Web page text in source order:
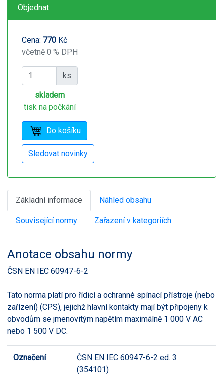
Objednat
Cena: 770 Kč
včetně 0 % DPH
ks
skladem
tisk na počkání
Základní informace Náhled obsahu
Související normy Zařazení v kategoriích
Anotace obsahu normy
ČSN EN IEC 60947-6-2
Tato norma platí pro řídicí a ochranné spínací přístroje (nebo
zařízení) (CPS), jejichž hlavní kontakty mají být připojeny k
obvodům se jmenovitým napětím maximálně 1 000 V AC
nebo 1 500 V DC.
Označení
ČSN EN IEC 60947-6-2 ed. 3
(354101)